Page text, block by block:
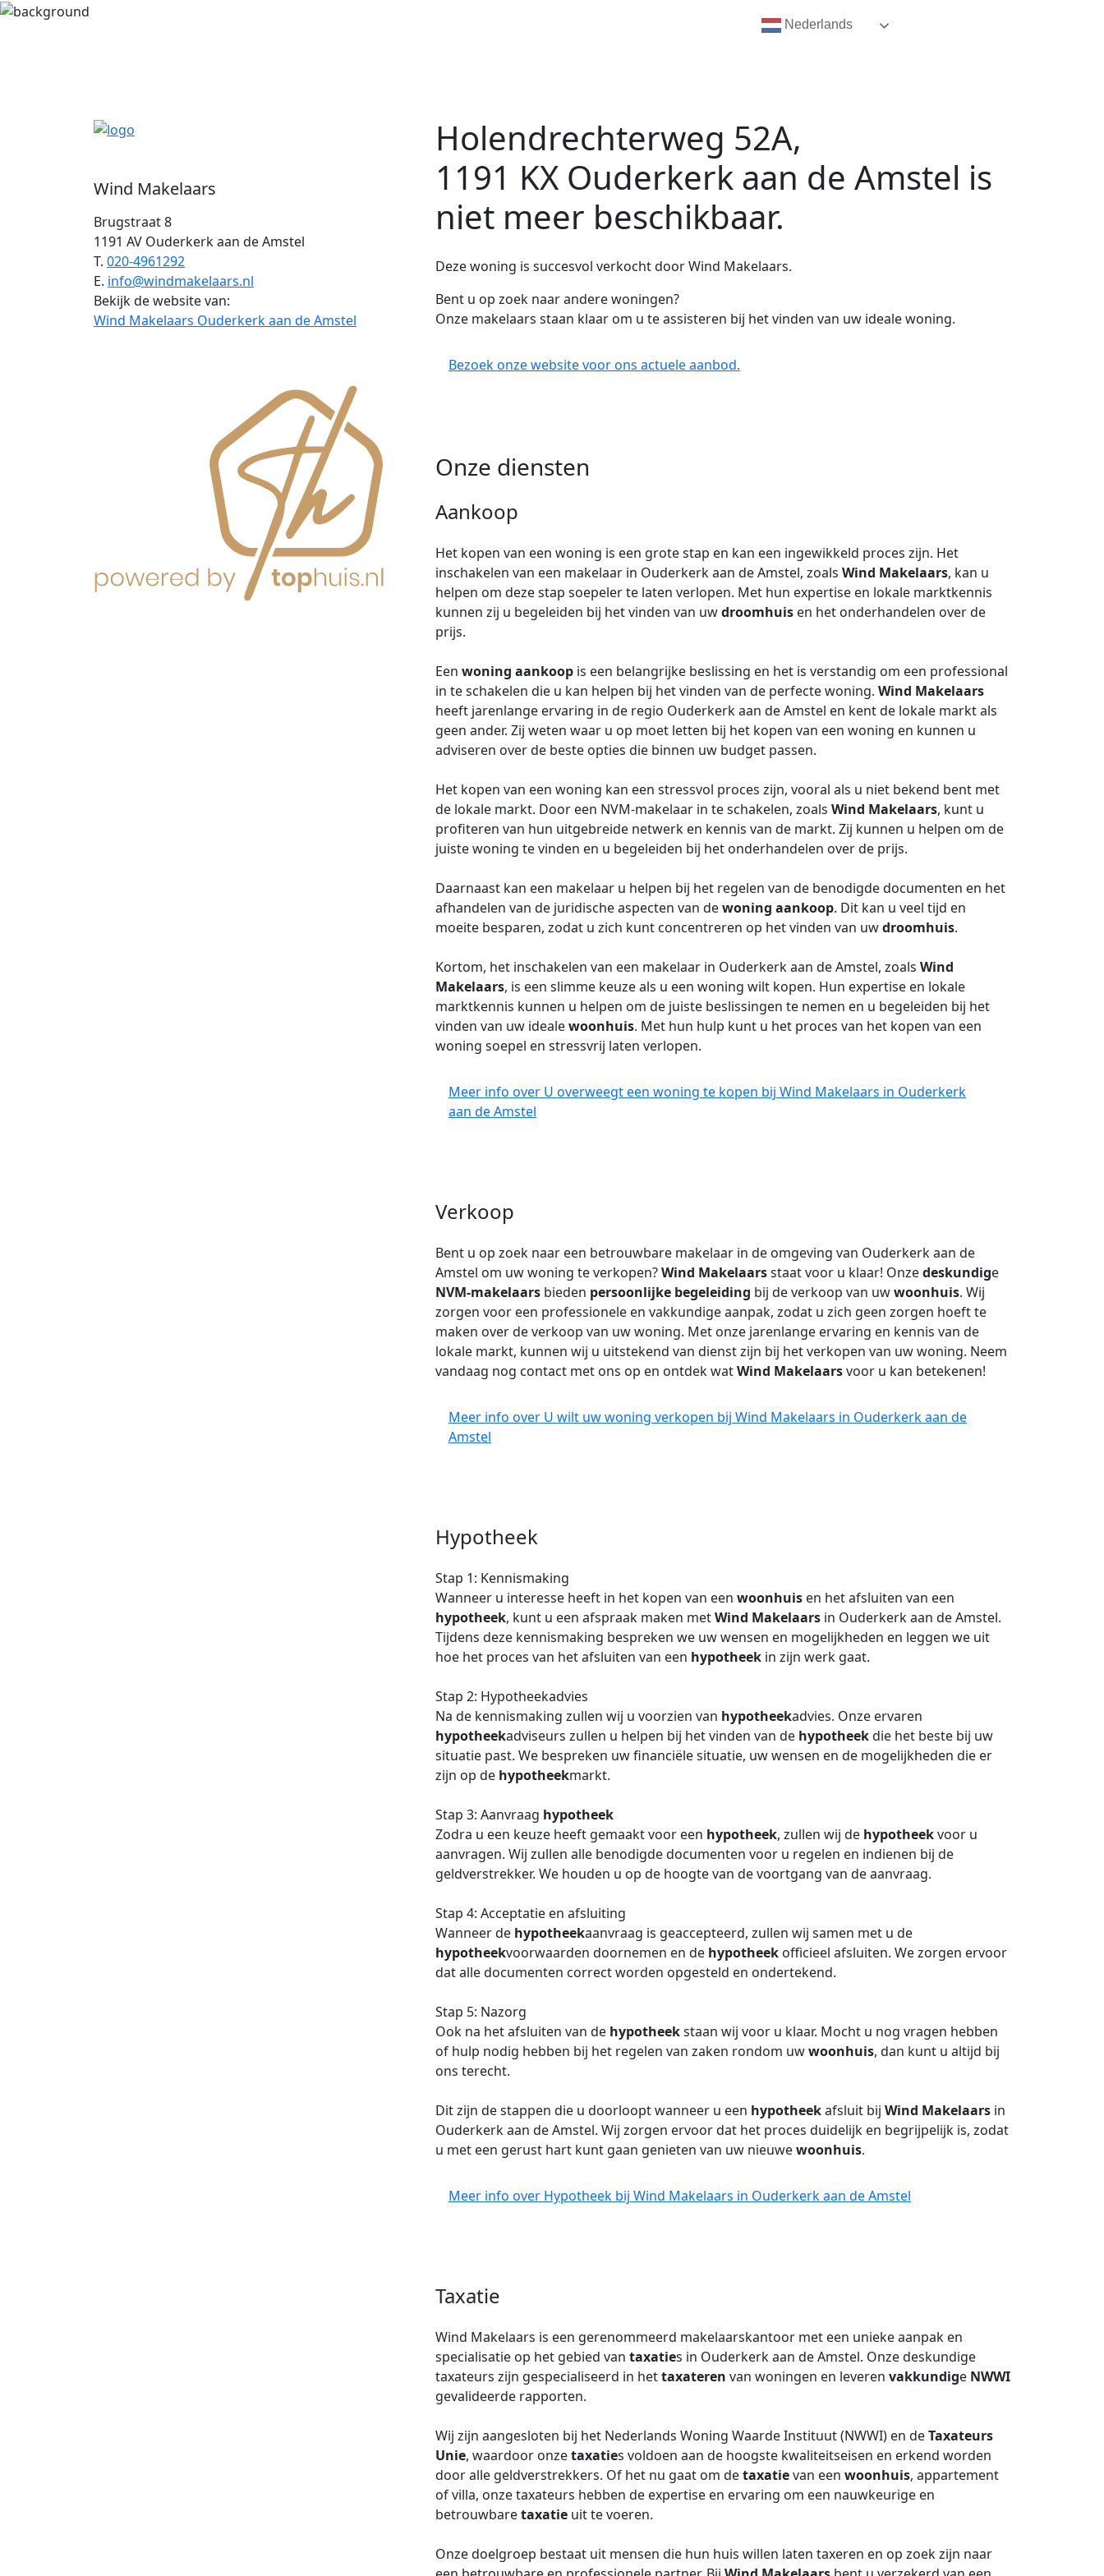
Wind Makelaars
Brugstraat 8
1191 AV Ouderkerk aan de Amstel
T. 020-4961292
E. info@windmakelaars.nl
Bekijk de website van:
Wind Makelaars Ouderkerk aan de Amstel
Holendrechterweg 52A,
1191 KX Ouderkerk aan de Amstel is
niet meer beschikbaar.
Deze woning is succesvol verkocht door Wind Makelaars.
Bent u op zoek naar andere woningen?
Onze makelaars staan klaar om u te assisteren bij het vinden van uw ideale woning.
Bezoek onze website voor ons actuele aanbod.
Onze diensten
Aankoop
Het kopen van een woning is een grote stap en kan een ingewikkeld proces zijn. Het
inschakelen van een makelaar in Ouderkerk aan de Amstel, zoals Wind Makelaars, kan u
helpen om deze stap soepeler te laten verlopen. Met hun expertise en lokale marktkennis
kunnen zij u begeleiden bij het vinden van uwdroomhuis en het onderhandelen over de
prijs.
Een woning aankoop is een belangrijke beslissing en het is verstandig om een professional
in te schakelen die u kan helpen bij het vinden van de perfecte woning. Wind Makelaars
heeft jarenlange ervaring in de regio Ouderkerk aan de Amstel en kent de lokale markt als
geen ander. Zij weten waar u op moet letten bij het kopen van een woning en kunnen u
adviseren over de beste opties die binnen uw budget passen.
Het kopen van een woning kan een stressvol proces zijn, vooral als u niet bekend bent met
de lokale markt. Door een NVM-makelaar in te schakelen, zoals Wind Makelaars, kunt u
profiteren van hun uitgebreide netwerk en kennis van de markt. Zij kunnen u helpen om de
juiste woning te vinden en u begeleiden bij het onderhandelen over de prijs.
Daarnaast kan een makelaar u helpen bij het regelen van de benodigde documenten en het
afhandelen van de juridische aspecten van dewoning aankoop. Dit kan u veel tijd en
moeite besparen, zodat u zich kunt concentreren op het vinden van uwdroomhuis.
Kortom, het inschakelen van een makelaar in Ouderkerk aan de Amstel, zoals Wind
Makelaars, is een slimme keuze als u een woning wilt kopen. Hun expertise en lokale
marktkennis kunnen u helpen om de juiste beslissingen te nemen en u begeleiden bij het
vinden van uw idealewoonhuis. Met hun hulp kunt u het proces van het kopen van een
woning soepel en stressvrij laten verlopen.
Meer info over U overweegt een woning te kopen bij Wind Makelaars in Ouderkerk
aan de Amstel
Verkoop
Bent u op zoek naar een betrouwbare makelaar in de omgeving van Ouderkerk aan de
Amstel om uw woning te verkopen?Wind Makelaarsstaat voor u klaar! Onzedeskundige
NVM-makelaars bieden persoonlijke begeleiding bij de verkoop van uwwoonhuis. Wij
zorgen voor een professionele en vakkundige aanpak, zodat u zich geen zorgen hoeft te
maken over de verkoop van uw woning. Met onze jarenlange ervaring en kennis van de
lokale markt, kunnen wij u uitstekend van dienst zijn bij het verkopen van uw woning. Neem
vandaag nog contact met ons op en ontdek watWind Makelaarsvoor u kan betekenen!
Meer info over U wilt uw woning verkopen bij Wind Makelaars in Ouderkerk aan de
Amstel
Hypotheek
Stap 1: Kennismaking
Wanneer u interesse heeft in het kopen van een woonhuis en het afsluiten van een
hypotheek, kunt u een afspraak maken metWind Makelaars in Ouderkerk aan de Amstel.
Tijdens deze kennismaking bespreken we uw wensen en mogelijkheden en leggen we uit
hoe het proces van het afsluiten van een hypotheek in zijn werk gaat.
Stap 2: Hypotheekadvies
Na de kennismaking zullen wij u voorzien van hypotheekadvies. Onze ervaren
hypotheekadviseurs zullen u helpen bij het vinden van de hypotheekdie het beste bij uw
situatie past. We bespreken uw financiële situatie, uw wensen en de mogelijkheden die er
zijn op de hypotheekmarkt.
Stap 3: Aanvraag hypotheek
Zodra u een keuze heeft gemaakt voor een hypotheek, zullen wij de hypotheekvoor u
aanvragen. Wij zullen alle benodigde documenten voor u regelen en indienen bij de
geldverstrekker. We houden u op de hoogte van de voortgang van de aanvraag.
Stap 4: Acceptatie en afsluiting
Wanneer de hypotheekaanvraag is geaccepteerd, zullen wij samen met u de
hypotheekvoorwaarden doornemen en de hypotheek officieel afsluiten. We zorgen ervoor
dat alle documenten correct worden opgesteld en ondertekend.
Stap 5: Nazorg
Ook na het afsluiten van de hypotheekstaan wij voor u klaar. Mocht u nog vragen hebben
of hulp nodig hebben bij het regelen van zaken rondom uwwoonhuis, dan kunt u altijd bij
ons terecht.
Dit zijn de stappen die u doorloopt wanneer u een hypotheekafsluit bij Wind Makelaars in
Ouderkerk aan de Amstel. Wij zorgen ervoor dat het proces duidelijk en begrijpelijk is, zodat
u met een gerust hart kunt gaan genieten van uw nieuwewoonhuis.
Meer info over Hypotheek bij Wind Makelaars in Ouderkerk aan de Amstel
Taxatie
Wind Makelaars is een gerenommeerd makelaarskantoor met een unieke aanpak en
specialisatie op het gebied van taxaties in Ouderkerk aan de Amstel. Onze deskundige
taxateurs zijn gespecialiseerd in hettaxateren van woningen en leveren vakkundige NWWI
gevalideerde rapporten.
Wij zijn aangesloten bij het Nederlands Woning Waarde Instituut (NWWI) en deTaxateurs
Unie, waardoor onzetaxaties voldoen aan de hoogste kwaliteitseisen en erkend worden
door alle geldverstrekkers. Of het nu gaat om detaxatievan een woonhuis, appartement
of villa, onze taxateurs hebben de expertise en ervaring om een nauwkeurige en
betrouwbaretaxatie uit te voeren.
Onze doelgroep bestaat uit mensen die hun huis willen laten taxeren en op zoek zijn naar
Nederlands